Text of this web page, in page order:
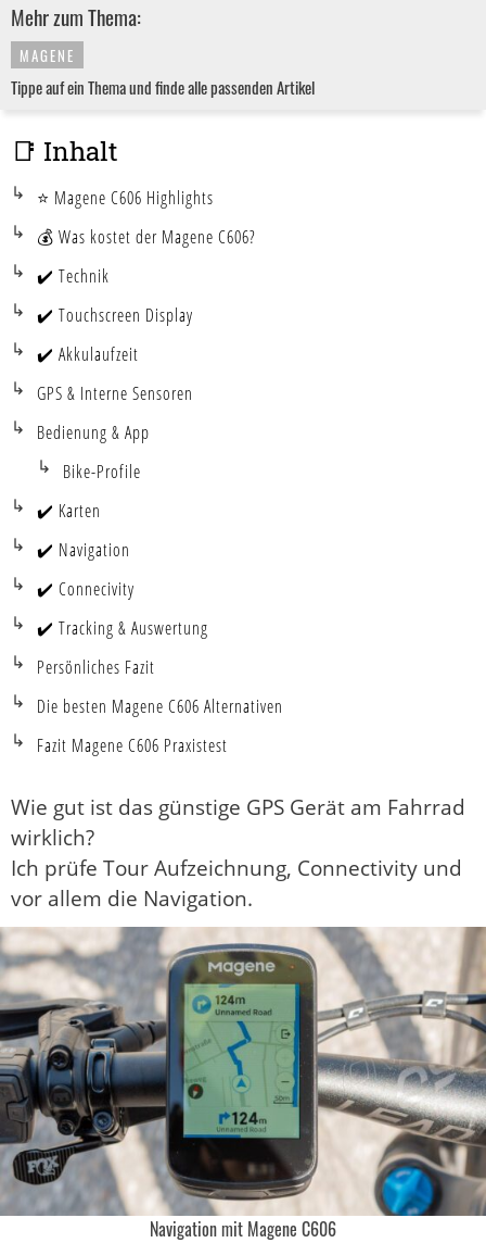
Mehr zum Thema:
MAGENE
Tippe auf ein Thema und finde alle passenden Artikel
Wie gut ist das günstige GPS Gerät am Fahrrad
wirklich?
Ich prüfe Tour Aufzeichnung, Connectivity und
vor allem die Navigation.
Navigation mit Magene C606
📑 Inhalt
⭐ Magene C606 Highlights
💰 Was kostet der Magene C606?
✔️ Technik
✔️ Touchscreen Display
✔️ Akkulaufzeit
GPS & Interne Sensoren
Bedienung & App
Bike-Profile
✔️ Karten
✔️ Navigation
✔️ Connecivity
✔️ Tracking & Auswertung
Persönliches Fazit
Die besten Magene C606 Alternativen
Fazit Magene C606 Praxistest